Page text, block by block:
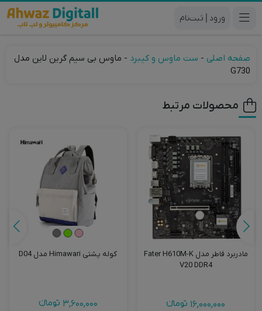
|
صفحه اصلی - ست ماوس و کیبرد - ماوس بی سیم گرین لاین مدل
G730
محصولات مرتبط
مادربرد فاطر مدل Fater H610M-K
V20 DDR4
16,000,000 تومانءء
کوله پشتی Himawari مدل D04
3,600,000 تومانءء